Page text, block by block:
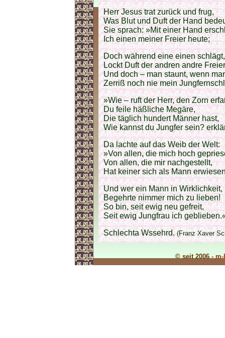
Herr Jesus trat zurück und frug,
Was Blut und Duft der Hand
Sie sprach: »Mit einer Hand
Ich einen meiner Freier heute;
Doch während eine einen schlägt,
Lockt Duft der andren andre
Und doch – man staunt, wenn
Zerriß noch nie mein
»Wie – ruft der Herr, den Zorn
Du feile häßliche Megäre,
Die täglich hundert Männer hast,
Wie kannst du Jungfer sein?
Da lachte auf das Weib der Welt:
»Von allen, die mich hoch
Von allen, die mir nachgestellt,
Hat keiner sich als Mann
Und wer ein Mann in Wirklichkeit,
Begehrte nimmer mich zu lieben!
So bin, seit ewig neu gefreit,
Seit ewig Jungfrau ich
Schlechta Wssehrd.(Franz Xaver
© seit 2006 -m-